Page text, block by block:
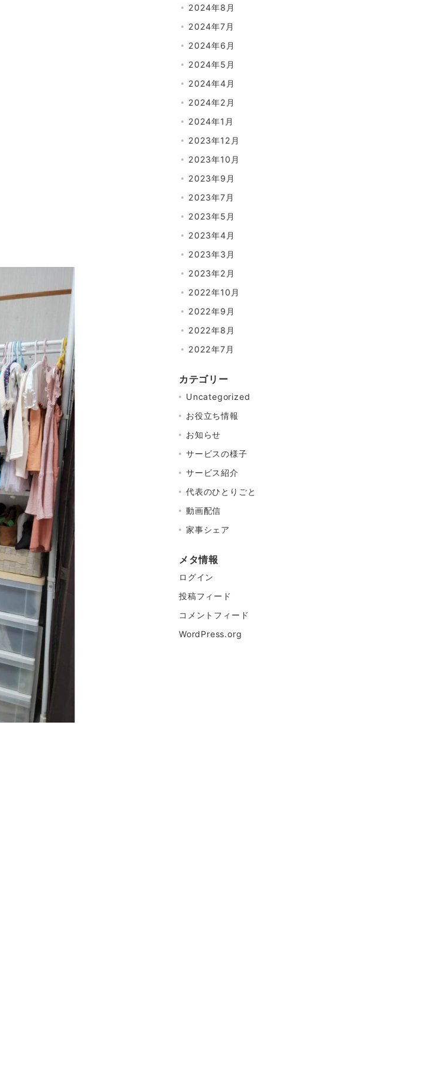
2024年8月
2024年7月
2024年6月
2024年5月
2024年4月
2024年2月
2024年1月
2023年12月
2023年10月
2023年9月
2023年7月
2023年5月
2023年4月
2023年3月
2023年2月
2022年10月
2022年9月
2022年8月
2022年7月
カテゴリー
Uncategorized
お役立ち情報
お知らせ
サービスの様子
サービス紹介
代表のひとりごと
動画配信
家事シェア
メタ情報
ログイン
投稿フィード
コメントフィード
WordPress.org